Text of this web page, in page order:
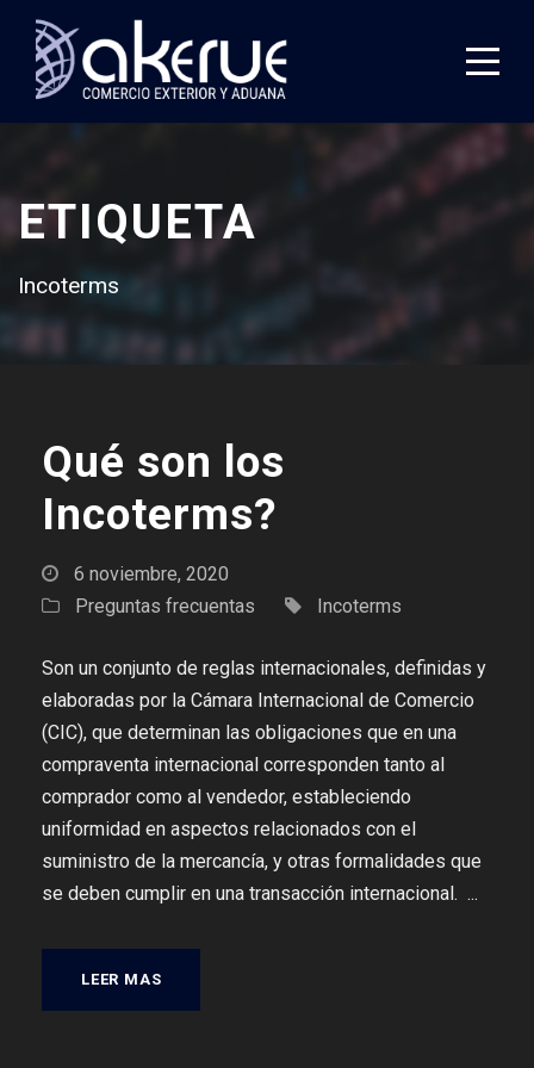
ETIQUETA
Incoterms
Qué son los
Incoterms?
6 noviembre, 2020
Preguntas frecuentas
Incoterms
Son un conjunto de reglas internacionales, definidas y
elaboradas por la Cámara Internacional de Comercio
(CIC), que determinan las obligaciones que en una
compraventa internacional corresponden tanto al
comprador como al vendedor, estableciendo
uniformidad en aspectos relacionados con el
suministro de la mercancía, y otras formalidades que
se deben cumplir en una transacción internacional. ...
LEER MAS